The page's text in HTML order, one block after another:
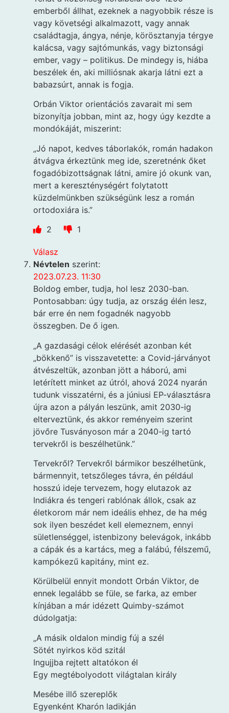
emberből állhat, ezeknek a nagyobbik része is
vagy követségi alkalmazott, vagy annak
családtagja, ángya, nénje, körösztanyja térgye
kalácsa, vagy sajtómunkás, vagy biztonsági
ember, vagy – politikus. De mindegy is, hiába
beszélek én, aki milliósnak akarja látni ezt a
babazsúrt, annak is fogja.
Orbán Viktor orientációs zavarait mi sem
bizonyítja jobban, mint az, hogy úgy kezdte a
mondókáját, miszerint:
„Jó napot, kedves táborlakók, román hadakon
átvágva érkeztünk meg ide, szeretnénk őket
fogadóbizottságnak látni, amire jó okunk van,
mert a kereszténységért folytatott
küzdelmünkben szükségünk lesz a román
ortodoxiára is.”
2
1
Válasz
Névtelen szerint:
2023.07.23. 11:30
Boldog ember, tudja, hol lesz 2030-ban.
Pontosabban: úgy tudja, az ország élén lesz,
bár erre én nem fogadnék nagyobb
összegben. De ő igen.
„A gazdasági célok elérését azonban két
„bökkenő” is visszavetette: a Covid-járványot
átvészeltük, azonban jött a háború, ami
letérített minket az útról, ahová 2024 nyarán
tudunk visszatérni, és a júniusi EP-választásra
újra azon a pályán leszünk, amit 2030-ig
elterveztünk, és akkor reményeim szerint
jövőre Tusványoson már a 2040-ig tartó
tervekről is beszélhetünk.”
Tervekről? Tervekről bármikor beszélhetünk,
bármennyit, tetszőleges távra, én például
hosszú ideje tervezem, hogy elutazok az
Indiákra és tengeri rablónak állok, csak az
életkorom már nem ideális ehhez, de ha még
sok ilyen beszédet kell elemeznem, ennyi
sületlenséggel, istenbizony belevágok, inkább
a cápák és a kartács, meg a falábú, félszemű,
kampókezű kapitány, mint ez.
Körülbelül ennyit mondott Orbán Viktor, de
ennek legalább se füle, se farka, az ember
kínjában a már idézett Quimby-számot
dúdolgatja:
„A másik oldalon mindig fúj a szél
Sötét nyirkos köd szitál
Ingujjba rejtett altatókon él
Egy megtébolyodott világtalan király
Mesébe illő szereplők
Egyenként Kharón ladikján